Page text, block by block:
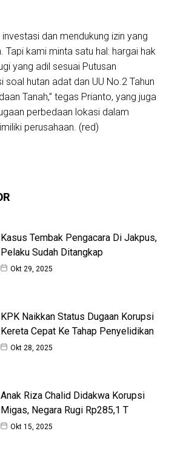
dan mendukung izin yang
Tapi kami minta satu hal: hargai hak
yang adil sesuai Putusan
soal hutan adat dan UU No.2 Tahun
Tanah,” tegas Prianto, yang juga
perbedaan lokasi dalam
perusahaan. (red)
Kasus Tembak Pengacara Di Jakpus,
Pelaku Sudah Ditangkap
Okt 29, 2025
KPK Naikkan Status Dugaan Korupsi
Kereta Cepat Ke Tahap Penyelidikan
Okt 28, 2025
Anak Riza Chalid Didakwa Korupsi
Migas, Negara Rugi Rp285,1 T
Okt 15, 2025